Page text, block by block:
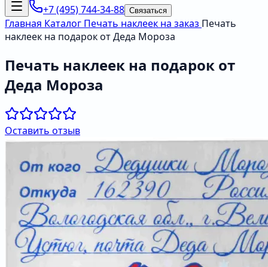
+7 (495) 744-34-88 Связаться
Главная Каталог Печать наклеек на заказ Печать
наклеек на подарок от Деда Мороза
Печать наклеек на подарок от
Деда Мороза
Оставить отзыв